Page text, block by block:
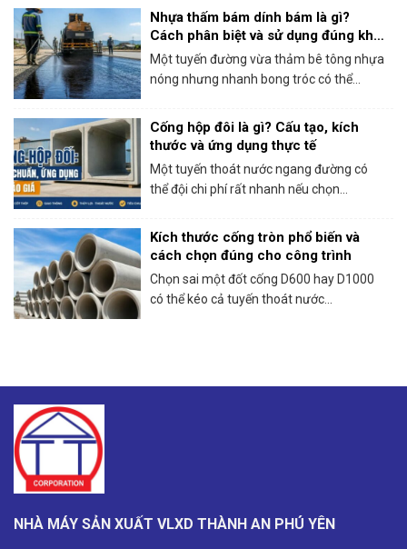
Nhựa thấm bám dính bám là gì?
Cách phân biệt và sử dụng đúng khi
thi công bê tông nhựa
Một tuyến đường vừa thảm bê tông nhựa
nóng nhưng nhanh bong tróc có thể...
Cống hộp đôi là gì? Cấu tạo, kích
thước và ứng dụng thực tế
Một tuyến thoát nước ngang đường có
thể đội chi phí rất nhanh nếu chọn...
Kích thước cống tròn phổ biến và
cách chọn đúng cho công trình
Chọn sai một đốt cống D600 hay D1000
có thể kéo cả tuyến thoát nước...
NHÀ MÁY SẢN XUẤT VLXD THÀNH AN PHÚ YÊN